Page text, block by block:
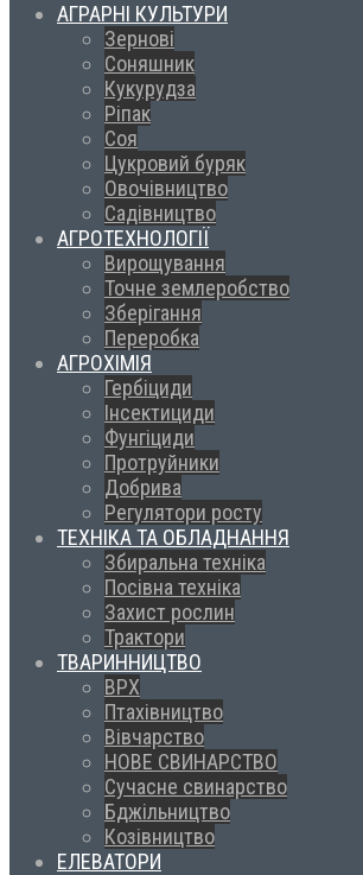
АГРАРНІ КУЛЬТУРИ
Зернові
Соняшник
Кукурудза
Ріпак
Соя
Цукровий буряк
Овочівництво
Садівництво
АГРОТЕХНОЛОГІЇ
Вирощування
Точне землеробство
Зберігання
Переробка
АГРОХІМІЯ
Гербіциди
Інсектициди
Фунгіциди
Протруйники
Добрива
Регулятори росту
ТЕХНІКА ТА ОБЛАДНАННЯ
Збиральна техніка
Посівна техніка
Захист рослин
Трактори
ТВАРИННИЦТВО
ВРХ
Птахівництво
Вівчарство
НОВЕ СВИНАРСТВО
Сучасне свинарство
Бджільництво
Козівництво
ЕЛЕВАТОРИ